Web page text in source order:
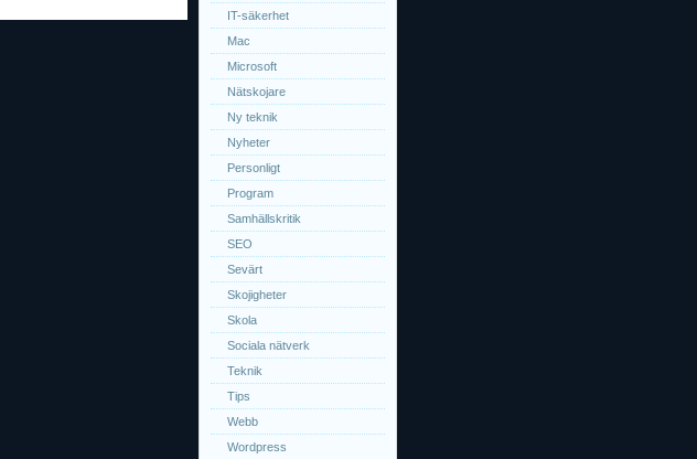
IT-säkerhet
Mac
Microsoft
Nätskojare
Ny teknik
Nyheter
Personligt
Program
Samhällskritik
SEO
Sevärt
Skojigheter
Skola
Sociala nätverk
Teknik
Tips
Webb
Wordpress